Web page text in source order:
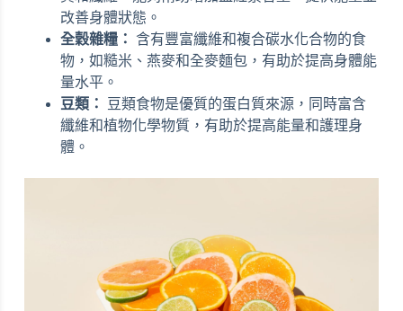
改善身體狀態。
全穀雜糧：
含有豐富纖維和複合碳水化合物的食
物，如糙米、燕麥和全麥麵包，有助於提高身體能
量水平。
豆類：
豆類食物是優質的蛋白質來源，同時富含
纖維和植物化學物質，有助於提高能量和護理身
體。